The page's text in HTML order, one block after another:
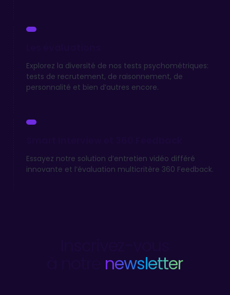
Explorez la diversité de nos tests psychométriques:
tests de recrutement, de raisonnement, de
personnalité et bien d’autres encore.
Essayez notre solution d’entretien vidéo différé
innovante et l’évaluation multicritère 360 Feedback.
newsletter